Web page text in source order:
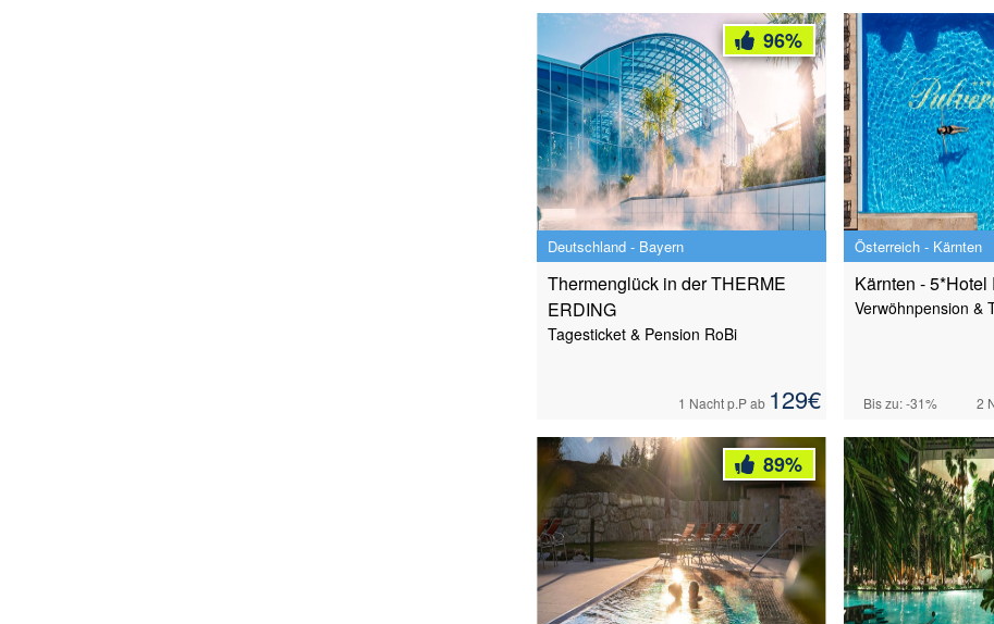
Deutschland - Bayern
Thermenglück in der THERME
ERDING
Tagesticket & Pension RoBi
1 Nachtp.P ab 129€
96%
Österreich - Kärnten
Kärnten - 5*Hotel
Verwöhnpension &
Bis zu: -31% 2
89%